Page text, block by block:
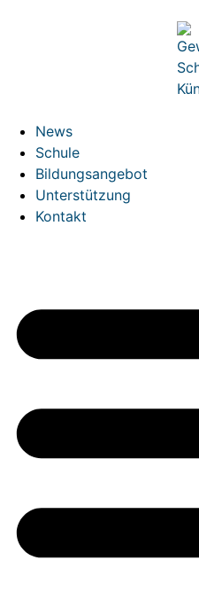
News
Schule
Bildungsangebot
Unterstützung
Kontakt